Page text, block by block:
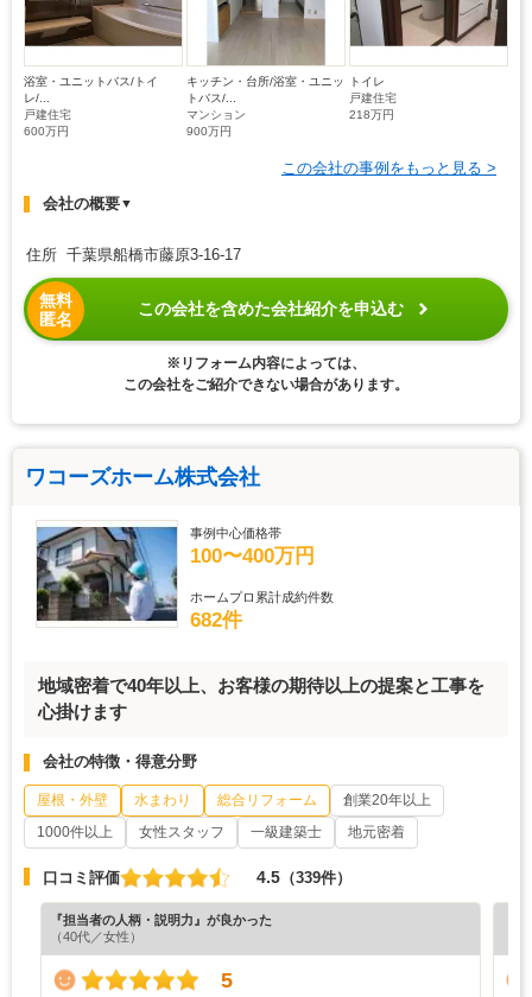
浴室・ユニットバス/トイ
レ/...
戸建住宅
600万円
キッチン・台所/浴室・ユニッ
トバス/...
マンション
900万円
トイレ
戸建住宅
218万円
この会社の事例をもっと見る >
会社の概要▼
住所 千葉県船橋市藤原3-16-17
無料
匿名
この会社を含めた会社紹介を申込む
※リフォーム内容によっては、
この会社をご紹介できない場合があります。
ワコーズホーム株式会社
事例中心価格帯
100〜400万円
ホームプロ累計成約件数
682件
地域密着で40年以上、お客様の期待以上の提案と工事を
心掛けます
会社の特徴・得意分野
屋根・外壁 水まわり 総合リフォーム
創業20年以上
1000件以上
女性スタッフ 一級建築士 地元密着
口コミ評価 4.5 （339件）
『担当者の人柄・説明力』が良かった
（40代／女性）
5